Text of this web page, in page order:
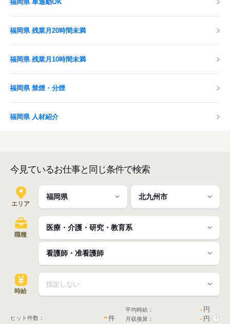
福岡県 車通勤OK
福岡県 残業月20時間未満
福岡県 残業月10時間未満
福岡県 禁煙・分煙
福岡県 人材紹介
今見ているお仕事と同じ条件で検索
エリア
職種
時給
ヒット件数： -件
平均時給： - 円
月収換算： - 円 ?